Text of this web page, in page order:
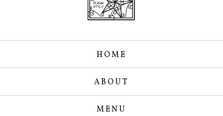
HOME
ABOUT
MENU